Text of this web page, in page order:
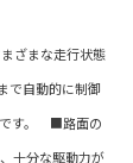
ざまな走行状態
で自動的に制御
です。 ■路面の
十分な駆動力が